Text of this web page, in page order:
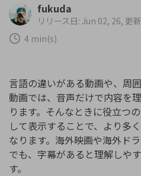
fukuda
リリース日: Jun 02, 26, 更
4 min(s)
言語の違いがある動画や、周
動画では、音声だけで内容を
ります。そんなときに役立つ
して表示することで、より多
なります。海外映画や海外ド
でも、字幕があると理解しや
す。